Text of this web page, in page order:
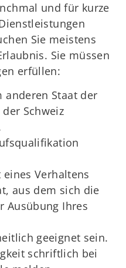
und für kurze
Sie meistens
Sie müssen
erfüllen:
anderen Staat der
der Schweiz
Verhaltens
aus dem sich die
Ausübung Ihres
geeignet sein.
schriftlich bei